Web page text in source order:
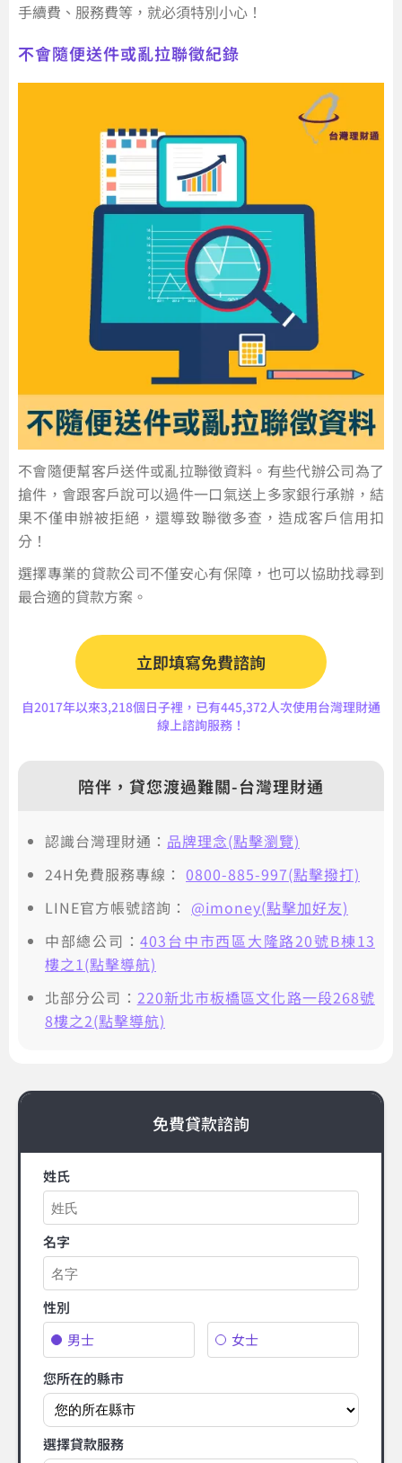
手續費、服務費等，就必須特別小心！
不會隨便送件或亂拉聯徵紀錄
不會隨便幫客戶送件或亂拉聯徵資料。有些代辦公司為了
搶件，會跟客戶說可以過件一口氣送上多家銀行承辦，結
果不僅申辦被拒絕，還導致聯徵多查，造成客戶信用扣
分！
選擇專業的貸款公司不僅安心有保障，也可以協助找尋到
最合適的貸款方案。
立即填寫免費諮詢
自2017年以來3,218個日子裡，已有445,372人次使用台灣理財通
線上諮詢服務！
陪伴，貸您渡過難關-台灣理財通
認識台灣理財通： 品牌理念(點擊瀏覽)
24H免費服務專線： 0800-885-997(點擊撥打)
LINE官方帳號諮詢： @imoney(點擊加好友)
中部總公司：403台中市西區大隆路20號B棟13
樓之1(點擊導航)
北部分公司： 220新北市板橋區文化路一段268號
8樓之2(點擊導航)
免費貸款諮詢
姓氏
名字
性別
男士
女士
您所在的縣市
選擇貸款服務